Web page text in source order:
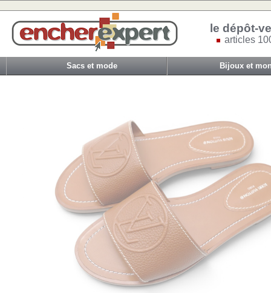
le dépôt-
articles
Sacs et mode Bijoux et